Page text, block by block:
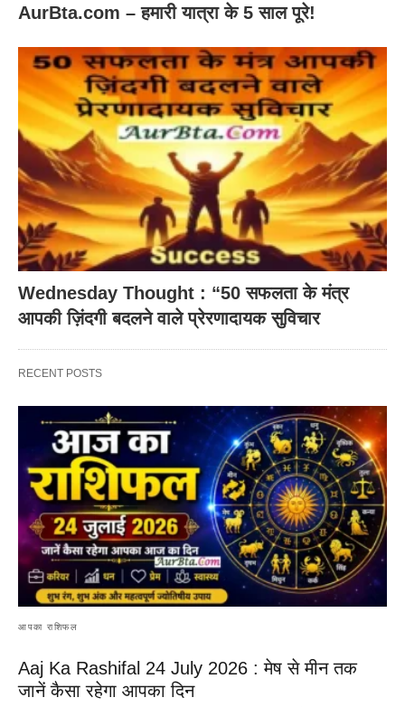
AurBta.com – हमारी यात्रा के 5 साल पूरे!
Wednesday Thought : “50 सफलता के मंत्र
आपकी ज़िंदगी बदलने वाले प्रेरणादायक सुविचार
RECENT POSTS
आपका राशिफल
Aaj Ka Rashifal 24 July 2026 : मेष से मीन तक
जानें कैसा रहेगा आपका दिन